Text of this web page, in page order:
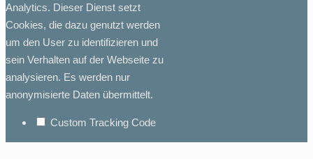
Analytics. Dieser Dienst setzt
Cookies, die dazu genutzt werden
um den User zu identifizieren und
sein Verhalten auf der Webseite zu
analysieren. Es werden nur
anonymisierte Daten übermittelt.
Custom Tracking Code